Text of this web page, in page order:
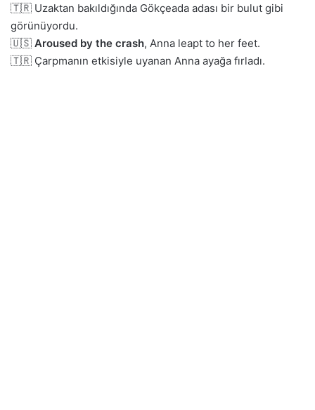
🇹🇷 Uzaktan bakıldığında Gökçeada adası bir bulut gibi
görünüyordu.
🇺🇸 Aroused by the crash, Anna leapt to her feet.
🇹🇷 Çarpmanın etkisiyle uyanan Anna ayağa fırladı.